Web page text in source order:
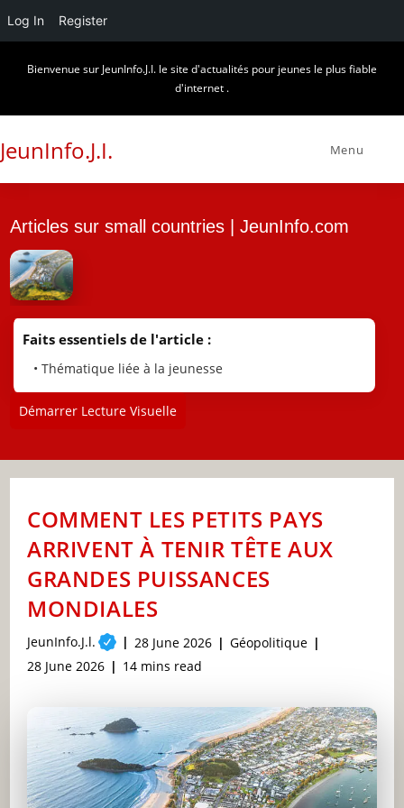
Log In Register
Bienvenue sur JeunInfo.J.I. le site d'actualités pour jeunes le plus fiable
d'internet .
JeunInfo.J.I. Menu
Articles sur small countries | JeunInfo.com
Faits essentiels de l'article :
• Thématique liée à la jeunesse
Démarrer Lecture Visuelle
COMMENT LES PETITS PAYS
ARRIVENT À TENIR TÊTE AUX
GRANDES PUISSANCES
MONDIALES
Post
author:
JeunInfo.J.l.
Post
published:
28 June 2026
Post
Géopolitique
Post
28 June 2026
Reading
14 mins read